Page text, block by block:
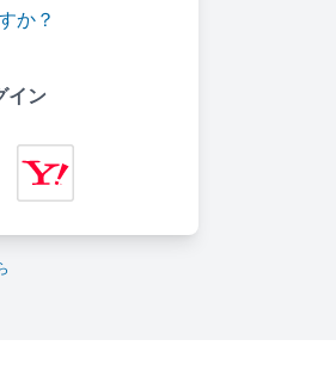
か？
イン